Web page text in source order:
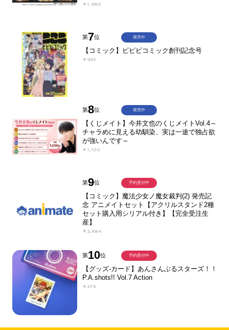
￥1,980
第7位
【コミック】ビビビコミック創刊記念号
￥935
発売中
第8位
【くじメイト】今井文也のくじメイトVol.4～
チャラめに見える幼馴染、実は一途で独占欲
が強いんです～
￥1,100
発売中
第9位
【コミック】魔法少女ノ魔女裁判(2) 発売記
念 アニメイトセット【アクリルスタンド2種
セット購入用シリアル付き】【完全受注生
産】
￥2,684
予約受付中
第10位
【グッズ-カード】あんさんぶるスターズ！！
P.A.shots!! Vol.7 Action
￥275
予約受付中